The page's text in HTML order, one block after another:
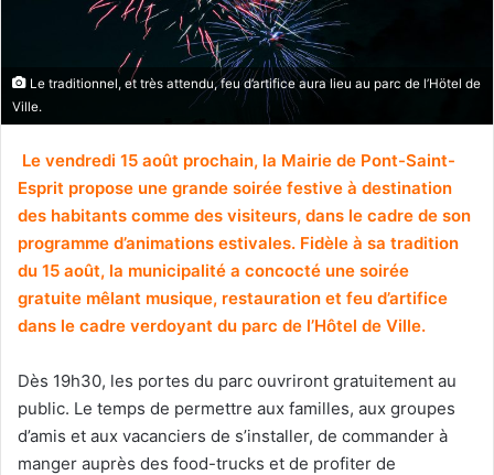
Le traditionnel, et très attendu, feu d’artifice aura lieu au parc de l’Hötel de
Ville.
Le vendredi 15 août prochain, la Mairie de Pont-Saint-
Esprit propose une grande soirée festive à destination
des habitants comme des visiteurs, dans le cadre de son
programme d’animations estivales. Fidèle à sa tradition
du 15 août, la municipalité a concocté une soirée
gratuite mêlant musique, restauration et feu d’artifice
dans le cadre verdoyant du parc de l’Hôtel de Ville.
Dès 19h30, les portes du parc ouvriront gratuitement au
public. Le temps de permettre aux familles, aux groupes
d’amis et aux vacanciers de s’installer, de commander à
manger auprès des food-trucks et de profiter de